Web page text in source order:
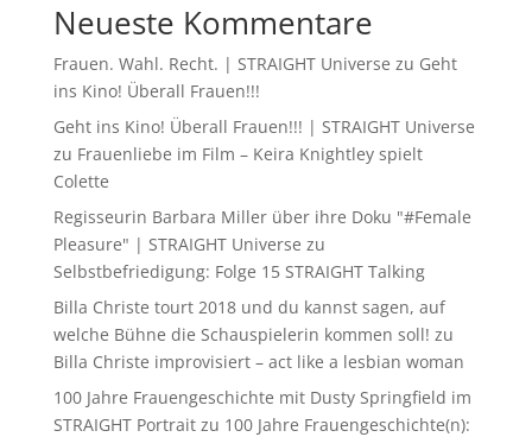
Neueste Kommentare
Frauen. Wahl. Recht. | STRAIGHT Universe zu Geht
ins Kino! Überall Frauen!!!
Geht ins Kino! Überall Frauen!!! | STRAIGHT Universe
zu Frauenliebe im Film – Keira Knightley spielt
Colette
Regisseurin Barbara Miller über ihre Doku "#Female
Pleasure" | STRAIGHT Universe zu
Selbstbefriedigung: Folge 15 STRAIGHT Talking
Billa Christe tourt 2018 und du kannst sagen, auf
welche Bühne die Schauspielerin kommen soll! zu
Billa Christe improvisiert – act like a lesbian woman
100 Jahre Frauengeschichte mit Dusty Springfield im
STRAIGHT Portraitzu 100 Jahre Frauengeschichte(n):